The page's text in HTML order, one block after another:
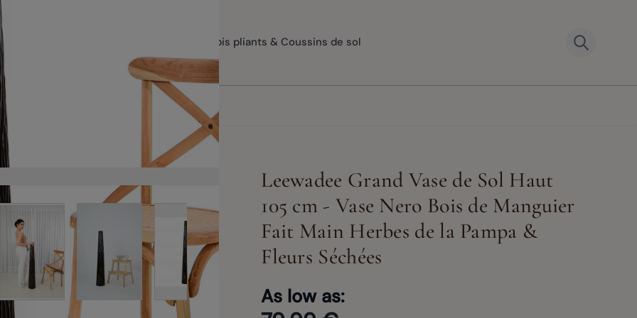
Vases de sol Tapis pliants & Coussins de sol
imageView larger imageView larger image
View larger image
View larger image
View larger image
View larger imageView larger image
Leewadee Grand Vase de Sol Haut
105 cm - Vase Nero Bois de Manguier
Fait Main Herbes de la Pampa &
Fleurs Séchées
As low as: